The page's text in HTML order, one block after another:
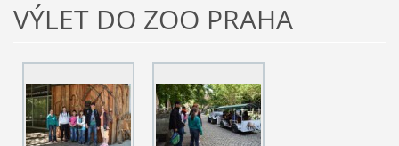
VÝLET DO ZOO PRAHA